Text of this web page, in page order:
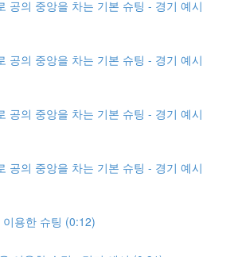
공의 중앙을 차는 기본 슈팅 - 경기 예시
공의 중앙을 차는 기본 슈팅 - 경기 예시
공의 중앙을 차는 기본 슈팅 - 경기 예시
공의 중앙을 차는 기본 슈팅 - 경기 예시
용한 슈팅 (0:12)